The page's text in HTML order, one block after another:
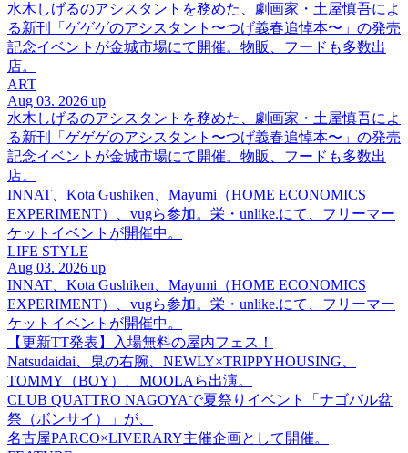
水木しげるのアシスタントを務めた、劇画家・土屋慎吾によ
る新刊「ゲゲゲのアシスタント〜つげ義春追悼本〜」の発売
記念イベントが金城市場にて開催。物販、フードも多数出
店。
ART
Aug 03. 2026 up
水木しげるのアシスタントを務めた、劇画家・土屋慎吾によ
る新刊「ゲゲゲのアシスタント〜つげ義春追悼本〜」の発売
記念イベントが金城市場にて開催。物販、フードも多数出
店。
INNAT、Kota Gushiken、Mayumi（HOME ECONOMICS
EXPERIMENT）、vugら参加。栄・unlike.にて、フリーマー
ケットイベントが開催中。
LIFE STYLE
Aug 03. 2026 up
INNAT、Kota Gushiken、Mayumi（HOME ECONOMICS
EXPERIMENT）、vugら参加。栄・unlike.にて、フリーマー
ケットイベントが開催中。
【更新TT発表】入場無料の屋内フェス！
Natsudaidai、鬼の右腕、NEWLY×TRIPPYHOUSING、
TOMMY（BOY）、MOOLAら出演。
CLUB QUATTRO NAGOYAで夏祭りイベント「ナゴパル盆
祭（ボンサイ）」が、
名古屋PARCO×LIVERARY主催企画として開催。